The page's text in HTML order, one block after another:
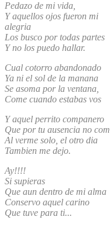
Pedazo de mi vida,
Y aquellos ojos fueron mi
alegria
Los busco por todas partes
Y no los puedo hallar.
Cual cotorro abandonado
Ya ni el sol de la manana
Se asoma por la ventana,
Come cuando estabas vos
Y aquel perrito companero
Que por tu ausencia no
Al verme solo, el otro dia
Tambien me dejo.
Ay!!!!
Si supieras
Que aun dentro de mi alma
Conservo aquel carino
Que tuve para ti...